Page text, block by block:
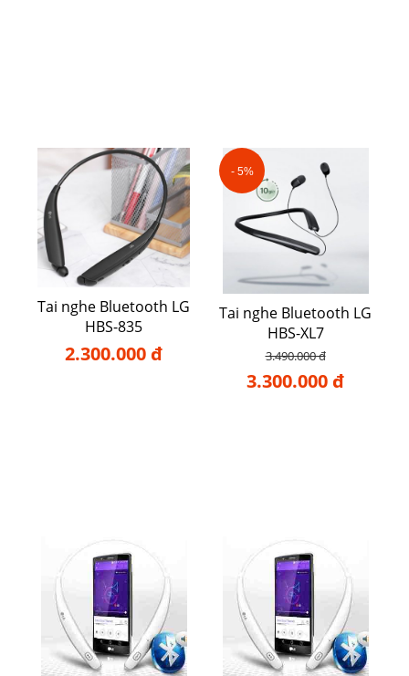
Tai nghe Bluetooth LG
HBS-835
2.300.000 đ
- 5%
Tai nghe Bluetooth LG
HBS-XL7
3.490.000 đ
3.300.000 đ